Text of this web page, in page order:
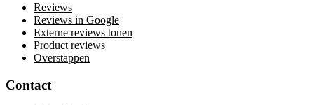
Reviews
Reviews in Google
Externe reviews tonen
Product reviews
Overstappen
Contact